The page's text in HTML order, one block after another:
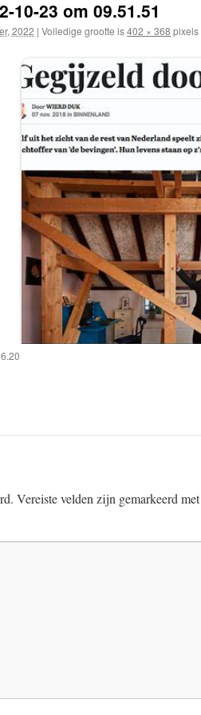
10-23 om 09.51.51
2022 | Volledige grootte is402 × 368 pixels
Vereiste velden zijn gemarkeerd met